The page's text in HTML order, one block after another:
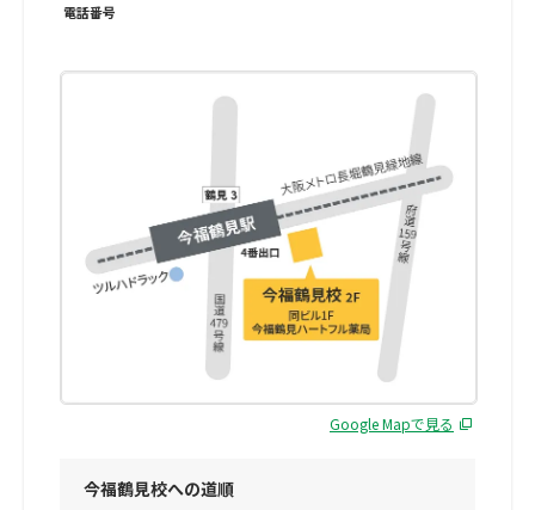
電話番号
Google Mapで見る
今福鶴見校への道順